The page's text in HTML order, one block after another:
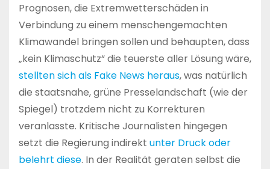
Prognosen, die Extremwetterschäden in
Verbindung zu einem menschengemachten
Klimawandel bringen sollen und behaupten, dass
„kein Klimaschutz“ die teuerste aller Lösung wäre,
stellten sich als Fake News heraus, was natürlich
die staatsnahe, grüne Presselandschaft (wie der
Spiegel) trotzdem nicht zu Korrekturen
veranlasste. Kritische Journalisten hingegen
setzt die Regierung indirekt unter Druck oder
belehrt diese. In der Realität geraten selbst die